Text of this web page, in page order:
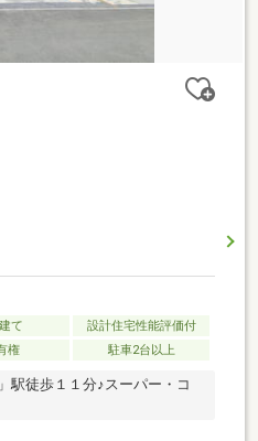
て
設計住宅性能評価付
権 駐車2台以上
徒歩１１分♪スーパー・コ